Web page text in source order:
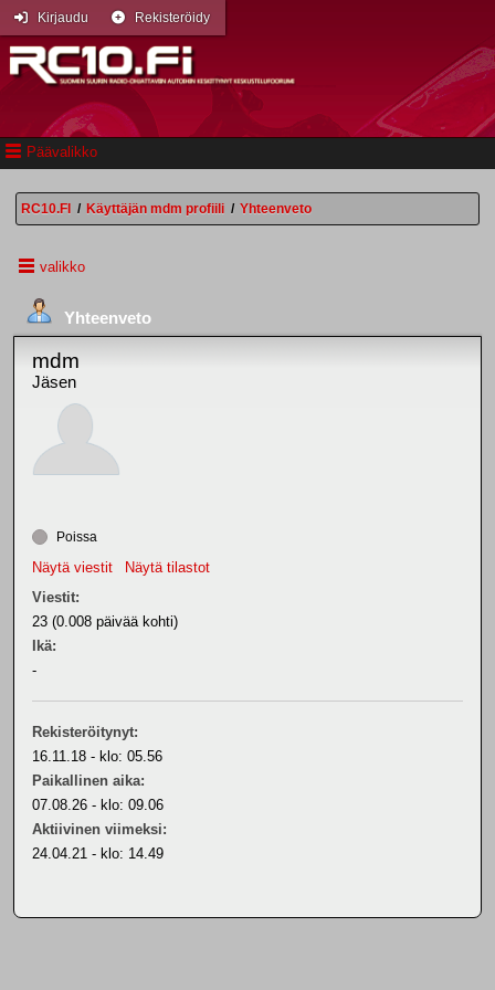
Päävalikko
Kirjaudu Rekisteröidy
RC10.FI / Käyttäjän mdm profiili / Yhteenveto
valikko
Yhteenveto
mdm
Jäsen
Poissa
Näytä viestit
Näytä tilastot
Viestit:
23 (0.008 päivää kohti)
Ikä:
-
Rekisteröitynyt:
16.11.18 - klo: 05.56
Paikallinen aika:
07.08.26 - klo: 09.06
Aktiivinen viimeksi:
24.04.21 - klo: 14.49